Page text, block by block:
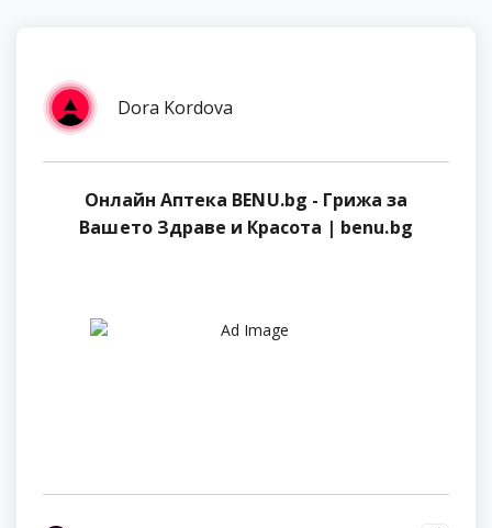
Dora Kordova
Онлайн Аптека BENU.bg - Грижа за
Вашето Здраве и Красота | benu.bg